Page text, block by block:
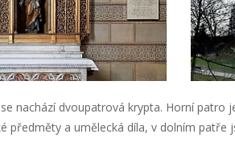
nachází dvoupatrová krypta. Horní patro
předměty a umělecká díla, v dolním patře